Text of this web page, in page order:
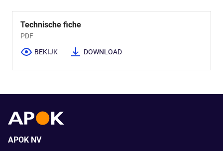
Technische fiche
PDF
BEKIJK DOWNLOAD
APOK NV